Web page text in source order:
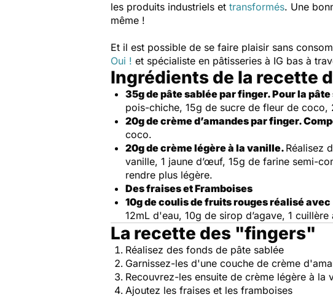
les produits industriels et transformés. Une
même !
Et il est possible de se faire plaisir sans
Oui ! et spécialiste en pâtisseries à IG bas à
Ingrédients de la recette
35g de pâte sablée par finger. Pour la pâte
pois-chiche, 15g de sucre de fleur de coco,
20g de crème d’amandes par finger.
coco.
20g de crème légère à la vanille. Réalisez
vanille, 1 jaune d’œuf, 15g de farine semi-
rendre plus légère.
Des fraises et Framboises
10g de coulis de fruits rouges réalisé avec
12mL d'eau, 10g de sirop d’agave, 1
La recette des "fingers"
Réalisez des fonds de pâte sablée
Garnissez-les d'une couche de crème
Recouvrez-les ensuite de crème légère à la
Ajoutez les fraises et les framboises